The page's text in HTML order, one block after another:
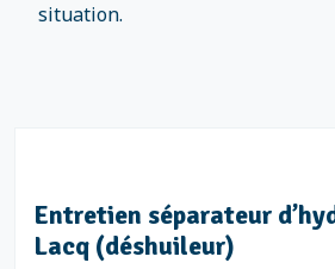
situation.
Entretien séparateur
Lacq (déshuileur)